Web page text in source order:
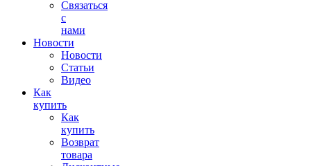
Связаться
с
нами
Новости
Новости
Статьи
Видео
Как
купить
Как
купить
Возврат
товара